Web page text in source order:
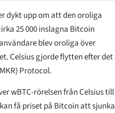
dykt upp om att den oroliga
25 000 inslagna Bitcoin
blev oroliga över
Celsius gjorde flytten efter det
Protocol.
wBTC-rörelsen från Celsius till
få priset på Bitcoin att sjunka